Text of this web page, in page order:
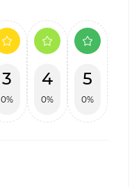
3
0%
4
0%
5
0%